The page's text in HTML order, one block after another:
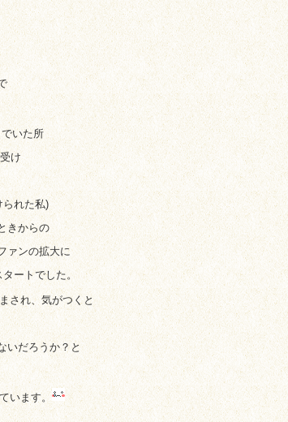
いた所
け
られた私)
きからの
ァンの拡大に
タートでした。
され、気がつくと
いだろうか？と
います。